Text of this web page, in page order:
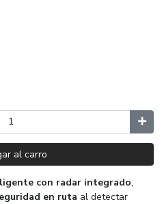
al carro
con radar integrado,
en ruta al detectar